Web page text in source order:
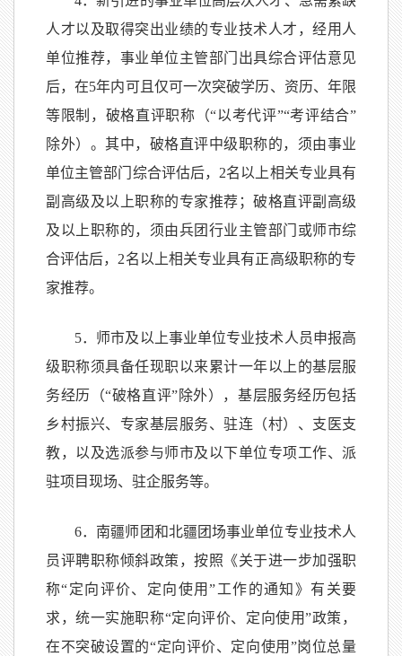
人才以及取得突出业绩的专业技术人才，经用人
单位推荐，事业单位主管部门出具综合评估意见
后，在5年内可且仅可一次突破学历、资历、年限
等限制，破格直评职称（“以考代评”“考评结合”
除外）。其中，破格直评中级职称的，须由事业
单位主管部门综合评估后，2名以上相关专业具有
副高级及以上职称的专家推荐；破格直评副高级
及以上职称的，须由兵团行业主管部门或师市综
合评估后，2名以上相关专业具有正高级职称的专
家推荐。
5．师市及以上事业单位专业技术人员申报高
级职称须具备任现职以来累计一年以上的基层服
务经历（“破格直评”除外），基层服务经历包括
乡村振兴、专家基层服务、驻连（村）、支医支
教，以及选派参与师市及以下单位专项工作、派
驻项目现场、驻企服务等。
6．南疆师团和北疆团场事业单位专业技术人
员评聘职称倾斜政策，按照《关于进一步加强职
称“定向评价、定向使用”工作的通知》有关要
求，统一实施职称“定向评价、定向使用”政策，
在不突破设置的“定向评价、定向使用”岗位总量